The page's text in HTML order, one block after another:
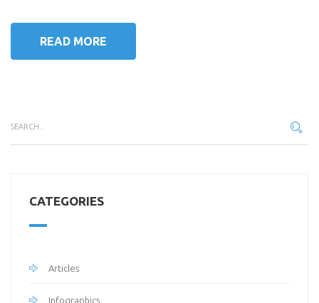
READ MORE
CATEGORIES
Articles
Infographics